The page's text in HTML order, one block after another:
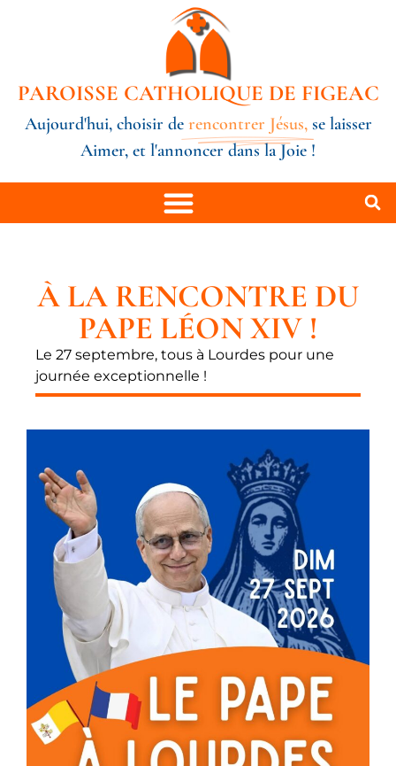
PAROISSE CATHOLIQUE DE FIGEAC
Aujourd'hui, choisir de rencontrer Jésus, se laisser
Aimer, et l'annoncer dans la Joie !
À LA RENCONTRE DU
PAPE LÉON XIV !
Le 27 septembre, tous à Lourdes pour une
journée exceptionnelle !